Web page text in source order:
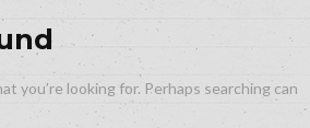
you’re looking for. Perhaps searching can